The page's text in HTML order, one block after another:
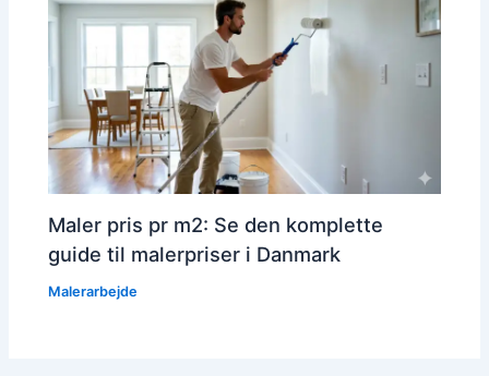
Maler pris pr m2: Se den komplette
guide til malerpriser i Danmark
Malerarbejde